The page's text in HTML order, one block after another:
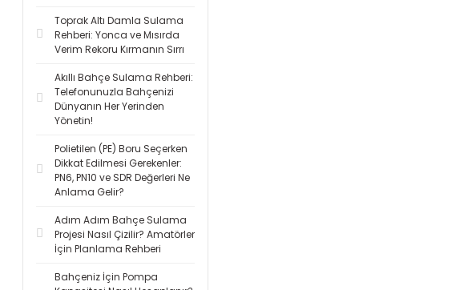
Toprak Altı Damla Sulama
Rehberi: Yonca ve Mısırda
Verim Rekoru Kırmanın Sırrı
Akıllı Bahçe Sulama Rehberi:
Telefonunuzla Bahçenizi
Dünyanın Her Yerinden
Yönetin!
Polietilen (PE) Boru Seçerken
Dikkat Edilmesi Gerekenler:
PN6, PN10 ve SDR Değerleri Ne
Anlama Gelir?
Adım Adım Bahçe Sulama
Projesi Nasıl Çizilir? Amatörler
İçin Planlama Rehberi
Bahçeniz İçin Pompa